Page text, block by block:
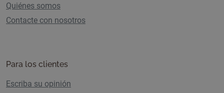
Quiénes somos
Contacte con nosotros
Para los clientes
Escriba su opinión